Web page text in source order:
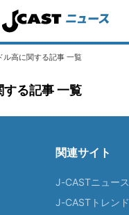
ル高に関する記事 一覧
する記事 一覧
関連サイト
J-CASTニュース
J-CASTトレンド